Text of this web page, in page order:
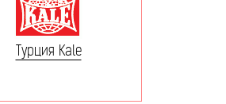
Турция Kale